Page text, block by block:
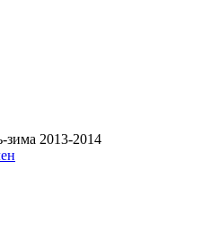
зима 2013-2014